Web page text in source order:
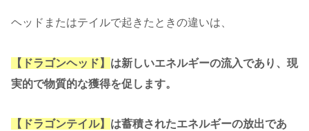
ヘッドまたはテイルで起きたときの違いは、
【ドラゴンヘッド】 は新しいエネルギーの流入であり、現
実的で物質的な獲得を促します。
【ドラゴンテイル】 は蓄積されたエネルギーの放出であ